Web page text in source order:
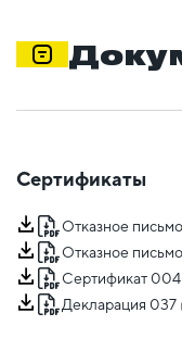
Сертификаты
Отказное
Отказное
Сертификат 004
Декларация 037